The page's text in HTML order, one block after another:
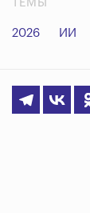
ТЕМЫ
2026 ИИ